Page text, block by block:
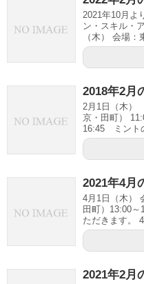
2021年10月よ
ン・スキル・
（木） 会場
2018年2月
2月1日（木）
京・田町）
16:45 ミント
2021年4月
4月1日（木）
田町）13:00
ただきます。
2021年2月